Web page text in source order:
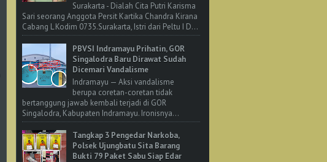
Surakarta - Dialah Cita Putri Karisma
Sari seorang Anggota Persit Kartika Chandra Kirana
Cabang L Kodim 0735.Surakarta, Istri dari Peltu I D...
PBVSI Indramayu Prihatin, GOR
Singalodra Baru Dirawat Sudah
Dicemari Vandalisme
Indramayu — Aksi vandalisme
berupa coretan-coretan tidak
bertanggung jawab kembali terjadi di GOR
Singalodra, Kabupaten Indramayu. Ironisnya...
Tangkap 3 Pengedar Narkoba,
Polsek Ujungbatu Sita Barang
Bukti 79 Paket Sabu Siap Edar